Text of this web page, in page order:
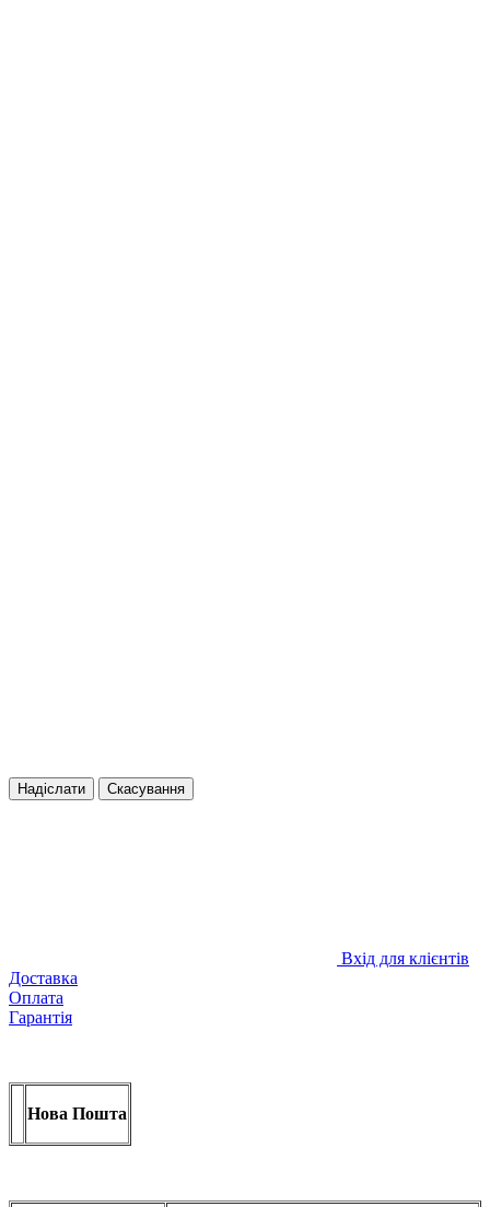
Надіслати Скасування
Вхід для клієнтів
Доставка
Оплата
Гарантія
Нова Пошта